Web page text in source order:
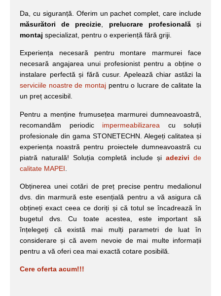
Da, cu siguranță. Oferim un pachet complet, care include
măsurători de precizie
prelucrare profesionalăși
montaj specializat, pentru o experiență fără griji.
Experiența necesară pentru montare marmurei face
necesară angajarea unui profesionist pentru a obține o
instalare perfectă și fără cusur. Apelează chiar astăzi la
serviciile noastre de montaj pentru o lucrare de calitate la
un preț accesibil.
Pentru a menține frumusețea marmurei dumneavoastră,
recomandăm periodic impermeabilizarea cu soluții
profesionale din gama STONETECHN. Alegeți calitatea și
experiența noastră pentru proiectele dumneavoastră cu
piatră naturală! Soluția completă include și adezivi de
calitate MAPEI
Obținerea unei cotări de preț precise pentru medalionul
dvs. din marmură este esențială pentru a vă asigura că
obțineți exact ceea ce doriți și că totul se încadrează în
bugetul dvs. Cu toate acestea, este important să
înțelegeți că există mai mulți parametri de luat în
considerare și că avem nevoie de mai multe informații
pentru a vă oferi cea mai exactă cotare posibilă.
Cere oferta acum!!!